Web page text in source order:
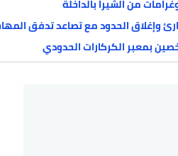
وإغلاق الحدود مع تصاعد تدفق